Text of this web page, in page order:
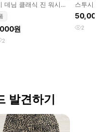
데님 클래식 진 워시드
원
2
스투시
남성 반
2
발견하기